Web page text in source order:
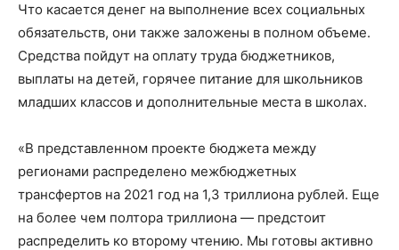
Что касается денег на выполнение всех социальных
обязательств, они также заложены в полном объеме.
Средства пойдут на оплату труда бюджетников,
выплаты на детей, горячее питание для школьников
младших классов и дополнительные места в школах.
«В представленном проекте бюджета между
регионами распределено межбюджетных
трансфертов на 2021 год на 1,3 триллиона рублей. Еще
на более чем полтора триллиона — предстоит
распределить ко второму чтению. Мы готовы активно